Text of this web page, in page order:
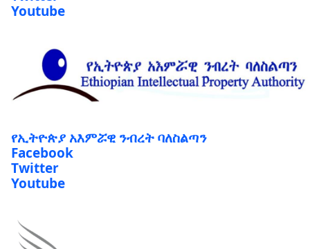
Youtube
የኢትዮጵያ አእምሯዊ ንብረት ባለስልጣን
Facebook
Twitter
Youtube